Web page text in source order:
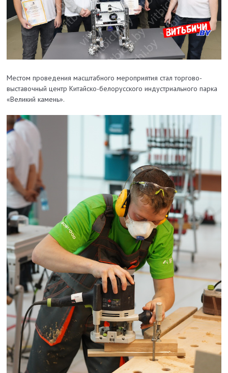
Местом проведения масштабного мероприятия стал торгово-
выставочный центр Китайско-белорусского индустриального парка
«Великий камень».